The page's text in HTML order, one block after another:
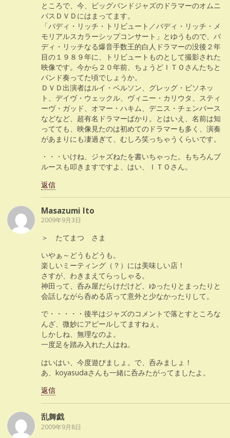
ところで、今、ビッグバンドジャズのドラマーのオムニ
バスＤＶＤにはまってます。
「バディ・リッチ・トリビュート／バディ・リッチ・メ
モリアルスカラーシップコンサート」とゆうもので、バ
ディ・リッチなる爆音手数王的白人ドラマーの没後２年
目の１９８９年に、トリビュートものとして撮影された
映像です。今から２０年前、ちょうどＩＴＯさんたちと
バンド奏ってた頃でしょうか。
ＤＶＤ出演者はルイ・ベルソン、グレッグ・ビソネッ
ト、デイヴ・ウェックル、ヴィニー・カリウタ、スティ
ーヴ・ガッド、オマー・ハキム、デニス・チェンバース
などなど、超有名ドラマーばかり。とはいえ、名前は知
ってても、映像見たのは初めてのドラマーも多く、演奏
があまりにも凄過ぎて、むしろ笑っちゃうくらいです。
・・・いけね、ジャズねたを書いちゃった。もちろんブ
ルースも叩きますですよ、はい、ＩＴＯさん。
返信
Masazumi Ito
2009年9月3日
＞ たてまつ さま
いやぁ～どうもどうも。
楽しいミーティング（？）には美味しい店！
さすが、わきまえてらっしゃる。
神田って、呑み屋だらけだけど、ゆったりとまったりと
会話しながら呑める店って意外と少なかったりして。
で・・・・・後半はジャズのコメントで落とすところな
んざ、微妙にアピールしてますねぇ。
しかしね、無理なのよ。
一度足を踏み入れた人はね。
はいはい、今度遊びましょ。で、呑みましょ！
あ、koyasudaさんも一緒に呑みたがってましたよ。
返信
乱舞戯
2009年9月8日